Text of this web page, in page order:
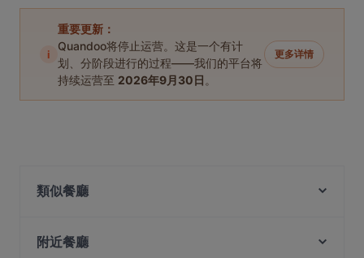
i
重要更新：
Quandoo将停止运营。这是一个有计
划、分阶段进行的过程——我们的平台将
持续运营至 2026年9月30日 。
更多详情
類似餐廳
JiaJia Beef Pot 家家翘脚牛肉
附近餐廳